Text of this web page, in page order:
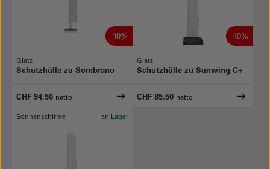
-10%
Glatz
Schutzhülle zu Sombrano
CHF 94.50 netto
-10%
Glatz
Schutzhülle zu Sunwing C+
CHF 85.50 netto
Sonnenschirme an Lager